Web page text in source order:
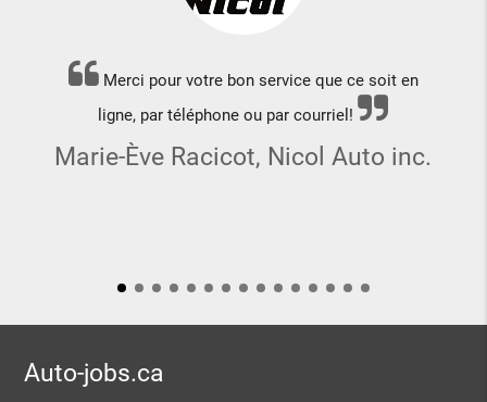
Merci pour votre bon service que ce soit en
ligne, par téléphone ou par courriel!
Marie-Ève Racicot, Nicol Auto inc.
Auto-jobs.ca